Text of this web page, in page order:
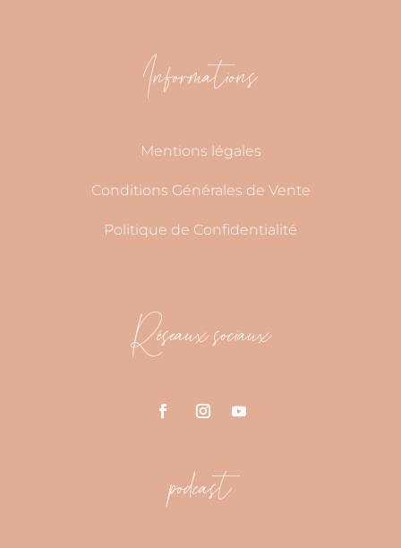
Informations
Mentions légales
Conditions Générales de Vente
Politique de Confidentialité
Réseaux sociaux
podcast